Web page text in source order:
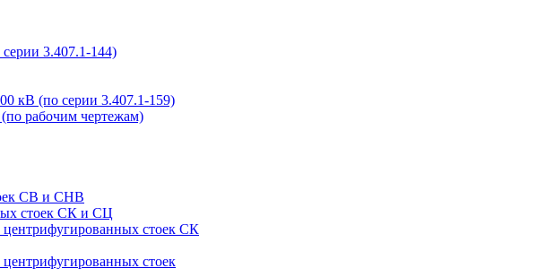
3.407.1-144)
кВ (по серии 3.407.1-159)
рабочим чертежам)
СВ и СНВ
стоек СК и СЦ
стоек СК
стоек